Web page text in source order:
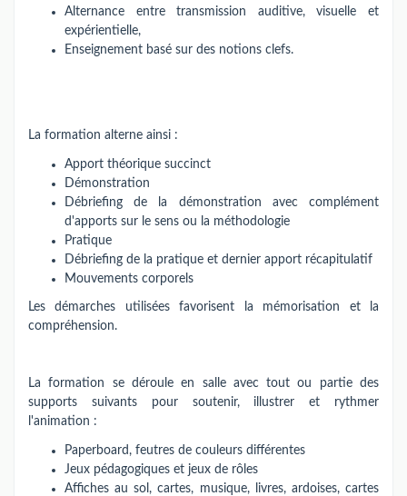
Alternance entre transmission auditive, visuelle et
expérientielle,
Enseignement basé sur des notions clefs.
La formation alterne ainsi :
Apport théorique succinct
Démonstration
Débriefing de la démonstration avec complément
d'apports sur le sens ou la méthodologie
Pratique
Débriefing de la pratique et dernier apport récapitulatif
Mouvements corporels
Les démarches utilisées favorisent la mémorisation et la
compréhension.
La formation se déroule en salle avec tout ou partie des
supports suivants pour soutenir, illustrer et rythmer
l'animation :
Paperboard, feutres de couleurs différentes
Jeux pédagogiques et jeux de rôles
Affiches au sol, cartes, musique, livres, ardoises, cartes